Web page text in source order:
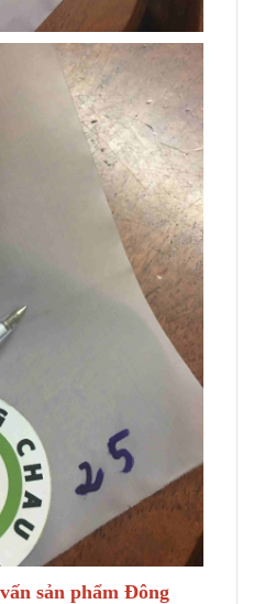
sản phẩm Đông